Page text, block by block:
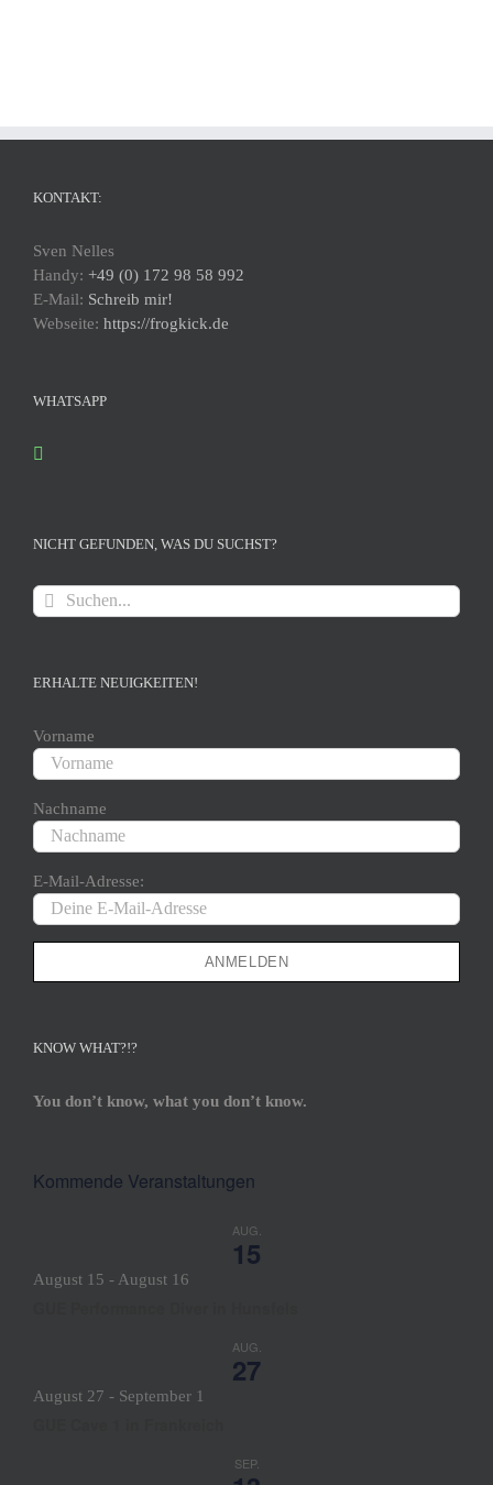
KONTAKT:
Sven Nelles
Handy: +49 (0) 172 98 58 992
E-Mail: Schreib mir!
Webseite: https://frogkick.de
WHATSAPP
NICHT GEFUNDEN, WAS DU SUCHST?
Suche
nach:
ERHALTE NEUIGKEITEN!
Vorname
Nachname
E-Mail-Adresse:
KNOW WHAT?!?
You don’t know, what you don’t know.
Kommende Veranstaltungen
AUG.
15
August 15 - August 16
AUG.
27
August 27 - September 1
SEP.